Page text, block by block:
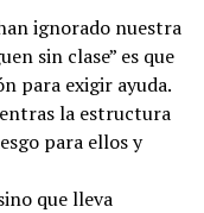
ignorado nuestra
sin clase” es que
para exigir ayuda.
la estructura
para ellos y
que lleva